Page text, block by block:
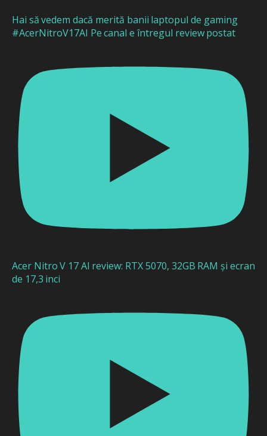
Hai să vedem dacă merită banii laptopul de gaming
#AcerNitroV17AI Pe canal e întregul review postat
Acer Nitro V 17 AI review: RTX 5070, 32GB RAM și ecran
de 17,3 inci